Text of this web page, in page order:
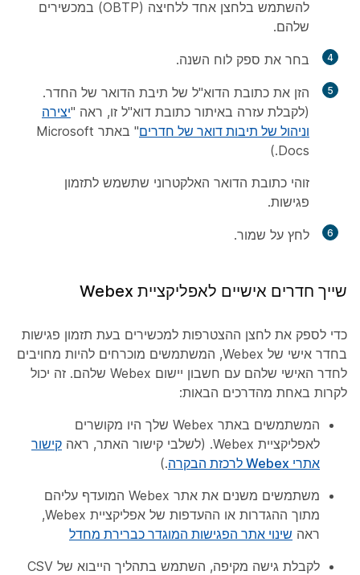
להשתמש בלחצן אחד ללחיצה (OBTP) במכשירים
שלהם.
4 בחר את ספק לוח השנה.
5
הזן את כתובת הדוא"ל של תיבת הדואר של החדר.
(לקבלת עזרה באיתור כתובת דוא"ל זו, ראה "יצירה
וניהול של תיבות דואר של חדרים
" באתר Microsoft
Docs.)
זוהי כתובת הדואר האלקטרוני שתשמש לתזמון
פגישות.
6 לחץ על שמור.
שייך חדרים אישיים לאפליקציית Webex
כדי לספק את לחצן ההצטרפות למכשירים בעת תזמון פגישות
בחדר אישי של Webex, המשתמשים מוכרחים להיות מחויבים
לחדר האישי שלהם עם חשבון יישום Webex שלהם. זה יכול
לקרות באחת מהדרכים הבאות:
המשתמשים באתר Webex שלך היו מקושרים
לאפליקציית Webex. (לשלבי קישור האתר, ראה
קישור
אתרי Webex לרכזת הבקרה
.)
משתמשים משנים את אתר Webex המועדף עליהם
מתוך ההגדרות או ההעדפות של אפליקציית Webex,
ראה שינוי אתר הפגישות המוגדר כברירת מחדל
לקבלת גישה מקיפה, השתמש בתהליך הייבוא של CSV